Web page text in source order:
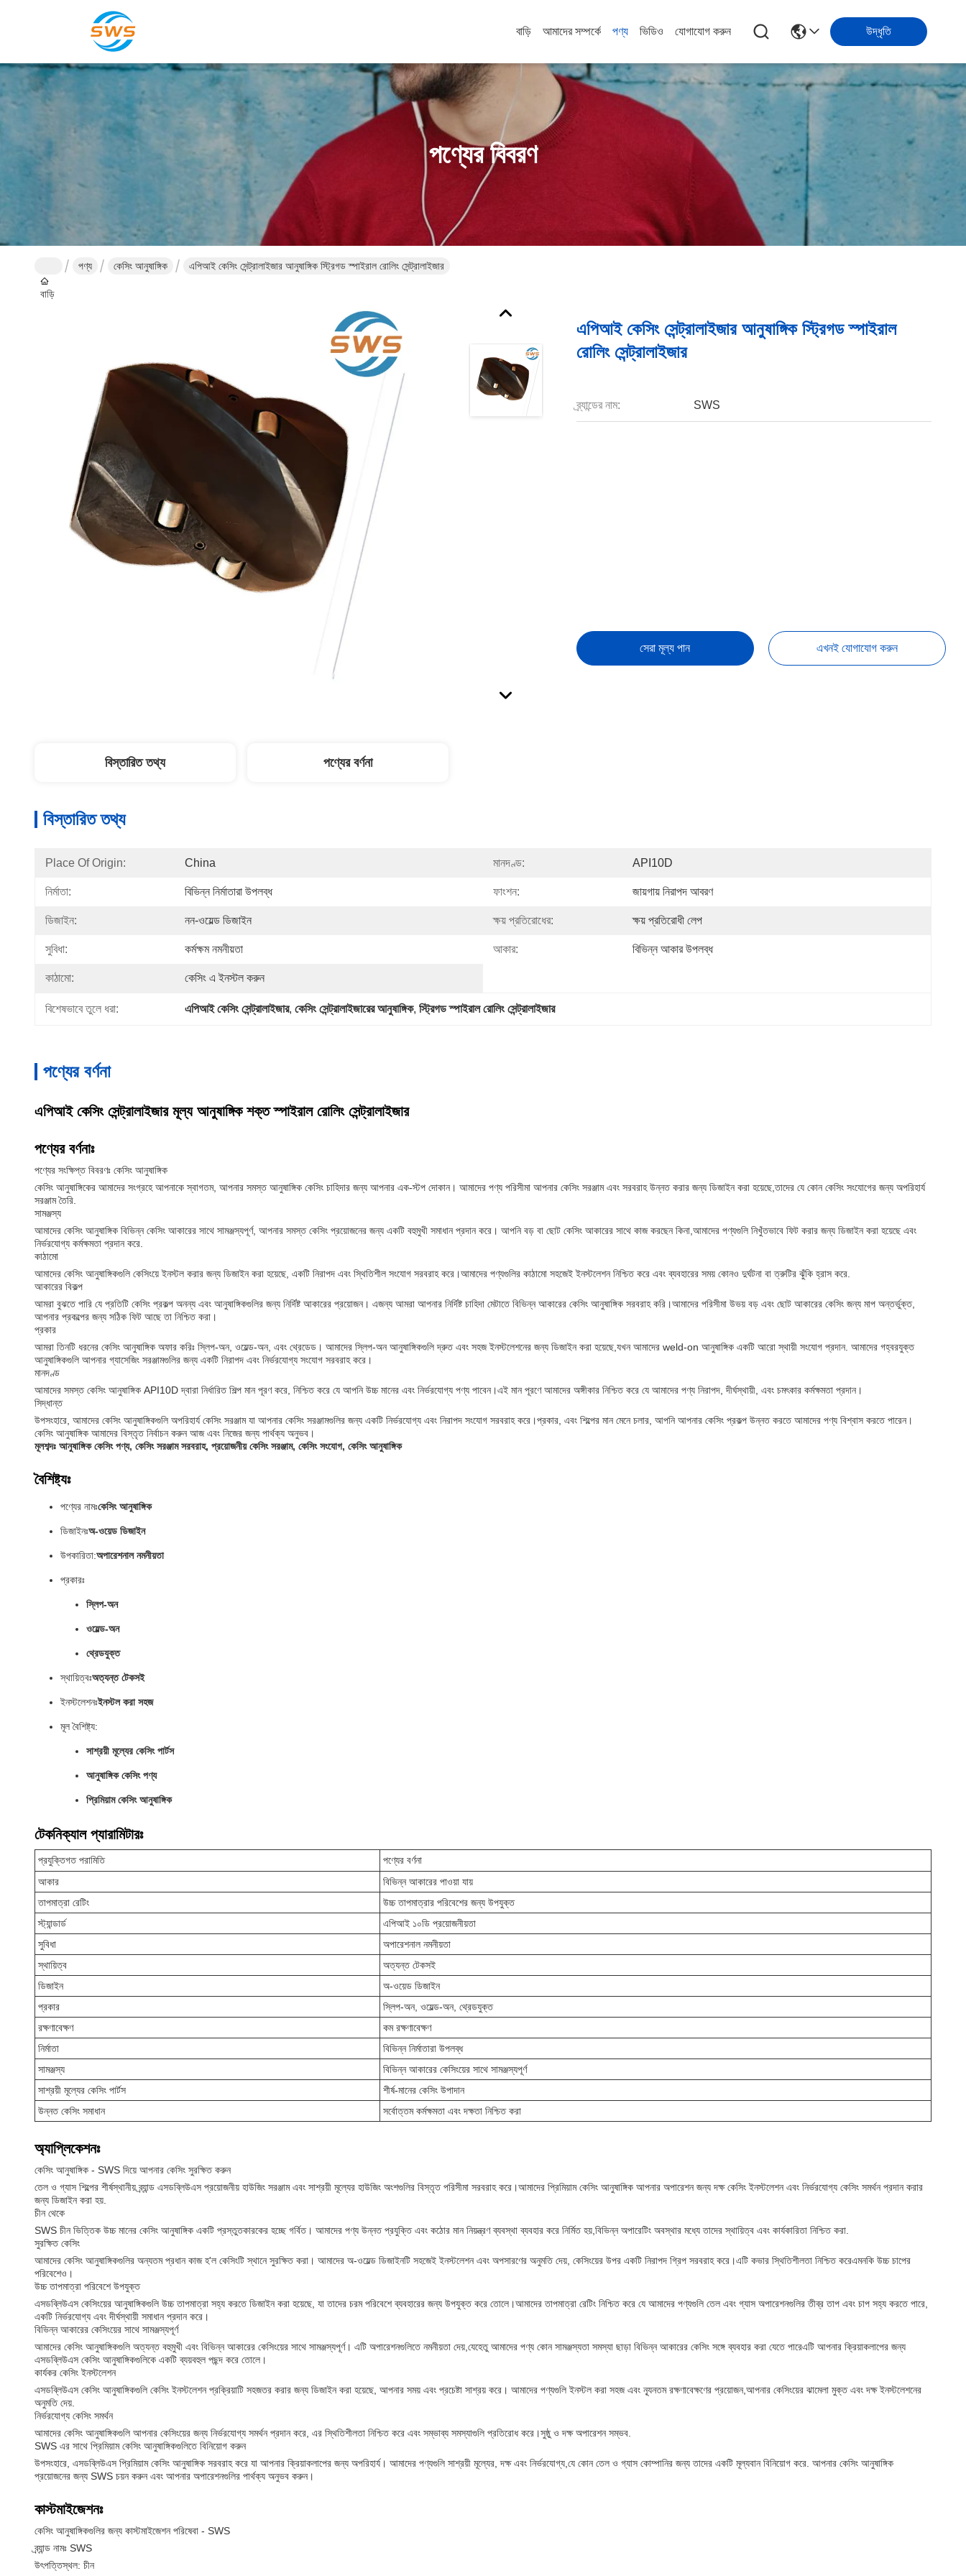
বাড়ি আমাদের সম্পর্কে পণ্য ভিডিও যোগাযোগ করুন উদ্ধৃতি
পণ্যের বিবরণ
বাড়ি
পণ্য কেসিং আনুষাঙ্গিক এপিআই কেসিং সেন্ট্রালাইজার আনুষাঙ্গিক স্ট্রিগড স্পাইরাল রোলিং সেন্ট্রালাইজার
এপিআই কেসিং সেন্ট্রালাইজার আনুষাঙ্গিক স্ট্রিগড স্পাইরাল
রোলিং সেন্ট্রালাইজার
ব্র্যান্ডের নাম: SWS
সেরা মূল্য পান এখনই যোগাযোগ করুন
বিস্তারিত তথ্য পণ্যের বর্ণনা
বিস্তারিত তথ্য
Place Of Origin: China মানদণ্ড: API10D
নির্মাতা: বিভিন্ন নির্মাতারা উপলব্ধ ফাংশন: জায়গায় নিরাপদ আবরণ
ডিজাইন: নন-ওয়েল্ড ডিজাইন ক্ষয় প্রতিরোধের: ক্ষয় প্রতিরোধী লেপ
সুবিধা: কর্মক্ষম নমনীয়তা আকার: বিভিন্ন আকার উপলব্ধ
কাঠামো: কেসিং এ ইনস্টল করুন
বিশেষভাবে তুলে ধরা: এপিআই কেসিং সেন্ট্রালাইজার, কেসিং সেন্ট্রালাইজারের আনুষাঙ্গিক, স্ট্রিগড স্পাইরাল রোলিং সেন্ট্রালাইজার
পণ্যের বর্ণনা
এপিআই কেসিং সেন্ট্রালাইজার মূল্য আনুষাঙ্গিক শক্ত স্পাইরাল রোলিং সেন্ট্রালাইজার
পণ্যের বর্ণনাঃ
পণ্যের সংক্ষিপ্ত বিবরণঃ কেসিং আনুষাঙ্গিক
কেসিং আনুষাঙ্গিকের আমাদের সংগ্রহে আপনাকে স্বাগতম, আপনার সমস্ত আনুষাঙ্গিক কেসিং চাহিদার জন্য আপনার এক-স্টপ দোকান। আমাদের পণ্য পরিসীমা আপনার কেসিং সরঞ্জাম এবং সরবরাহ উন্নত করার জন্য ডিজাইন করা হয়েছে,তাদের যে কোন কেসিং সংযোগের জন্য অপরিহার্য
সরঞ্জাম তৈরি.
সামঞ্জস্য
আমাদের কেসিং আনুষাঙ্গিক বিভিন্ন কেসিং আকারের সাথে সামঞ্জস্যপূর্ণ, আপনার সমস্ত কেসিং প্রয়োজনের জন্য একটি বহুমুখী সমাধান প্রদান করে। আপনি বড় বা ছোট কেসিং আকারের সাথে কাজ করছেন কিনা,আমাদের পণ্যগুলি নিখুঁতভাবে ফিট করার জন্য ডিজাইন করা হয়েছে এবং
নির্ভরযোগ্য কর্মক্ষমতা প্রদান করে.
কাঠামো
আমাদের কেসিং আনুষাঙ্গিকগুলি কেসিংয়ে ইনস্টল করার জন্য ডিজাইন করা হয়েছে, একটি নিরাপদ এবং স্থিতিশীল সংযোগ সরবরাহ করে।আমাদের পণ্যগুলির কাঠামো সহজেই ইনস্টলেশন নিশ্চিত করে এবং ব্যবহারের সময় কোনও দুর্ঘটনা বা ত্রুটির ঝুঁকি হ্রাস করে.
আকারের বিকল্প
আমরা বুঝতে পারি যে প্রতিটি কেসিং প্রকল্প অনন্য এবং আনুষাঙ্গিকগুলির জন্য নির্দিষ্ট আকারের প্রয়োজন। এজন্য আমরা আপনার নির্দিষ্ট চাহিদা মেটাতে বিভিন্ন আকারের কেসিং আনুষাঙ্গিক সরবরাহ করি।আমাদের পরিসীমা উভয় বড় এবং ছোট আকারের কেসিং জন্য মাপ অন্তর্ভুক্ত,
আপনার প্রকল্পের জন্য সঠিক ফিট আছে তা নিশ্চিত করা।
প্রকার
আমরা তিনটি ধরনের কেসিং আনুষাঙ্গিক অফার করিঃ স্লিপ-অন, ওয়েল্ড-অন, এবং থ্রেডেড। আমাদের স্লিপ-অন আনুষাঙ্গিকগুলি দ্রুত এবং সহজ ইনস্টলেশনের জন্য ডিজাইন করা হয়েছে,যখন আমাদের weld-on আনুষাঙ্গিক একটি আরো স্থায়ী সংযোগ প্রদান. আমাদের গহ্বরযুক্ত
আনুষাঙ্গিকগুলি আপনার গ্যাসেজিং সরঞ্জামগুলির জন্য একটি নিরাপদ এবং নির্ভরযোগ্য সংযোগ সরবরাহ করে।
মানদণ্ড
আমাদের সমস্ত কেসিং আনুষাঙ্গিক API10D দ্বারা নির্ধারিত শিল্প মান পূরণ করে, নিশ্চিত করে যে আপনি উচ্চ মানের এবং নির্ভরযোগ্য পণ্য পাবেন।এই মান পূরণে আমাদের অঙ্গীকার নিশ্চিত করে যে আমাদের পণ্য নিরাপদ, দীর্ঘস্থায়ী, এবং চমৎকার কর্মক্ষমতা প্রদান।
সিদ্ধান্ত
উপসংহারে, আমাদের কেসিং আনুষাঙ্গিকগুলি অপরিহার্য কেসিং সরঞ্জাম যা আপনার কেসিং সরঞ্জামগুলির জন্য একটি নির্ভরযোগ্য এবং নিরাপদ সংযোগ সরবরাহ করে।প্রকার, এবং শিল্পের মান মেনে চলার, আপনি আপনার কেসিং প্রকল্প উন্নত করতে আমাদের পণ্য বিশ্বাস করতে পারেন।
কেসিং আনুষাঙ্গিক আমাদের বিস্তৃত নির্বাচন করুন আজ এবং নিজের জন্য পার্থক্য অনুভব।
মূলশব্দঃ আনুষাঙ্গিক কেসিং পণ্য, কেসিং সরঞ্জাম সরবরাহ, প্রয়োজনীয় কেসিং সরঞ্জাম, কেসিং সংযোগ, কেসিং আনুষাঙ্গিক
বৈশিষ্ট্যঃ
পণ্যের নামঃকেসিং আনুষাঙ্গিক
ডিজাইনঃঅ-ওয়েড ডিজাইন
উপকারিতা:অপারেশনাল নমনীয়তা
প্রকারঃ
স্লিপ-অন
ওয়েল্ড-অন
থ্রেডযুক্ত
স্থায়িত্বঃঅত্যন্ত টেকসই
ইনস্টলেশনঃইনস্টল করা সহজ
মূল বৈশিষ্ট্য:
সাশ্রয়ী মূল্যের কেসিং পার্টস
আনুষাঙ্গিক কেসিং পণ্য
প্রিমিয়াম কেসিং আনুষাঙ্গিক
টেকনিক্যাল প্যারামিটারঃ
প্রযুক্তিগত পরামিতি
পণ্যের বর্ণনা
আকার
বিভিন্ন আকারের পাওয়া যায়
তাপমাত্রা রেটিং
উচ্চ তাপমাত্রার পরিবেশের জন্য উপযুক্ত
স্ট্যান্ডার্ড
এপিআই ১০ডি প্রয়োজনীয়তা
সুবিধা
অপারেশনাল নমনীয়তা
স্থায়িত্ব
অত্যন্ত টেকসই
ডিজাইন
অ-ওয়েড ডিজাইন
প্রকার
স্লিপ-অন, ওয়েল্ড-অন, থ্রেডযুক্ত
রক্ষণাবেক্ষণ
কম রক্ষণাবেক্ষণ
নির্মাতা
বিভিন্ন নির্মাতারা উপলব্ধ
সামঞ্জস্য
বিভিন্ন আকারের কেসিংয়ের সাথে সামঞ্জস্যপূর্ণ
সাশ্রয়ী মূল্যের কেসিং পার্টস
শীর্ষ-মানের কেসিং উপাদান
উন্নত কেসিং সমাধান
সর্বোত্তম কর্মক্ষমতা এবং দক্ষতা নিশ্চিত করা
অ্যাপ্লিকেশনঃ
কেসিং আনুষাঙ্গিক - SWS দিয়ে আপনার কেসিং সুরক্ষিত করুন
তেল ও গ্যাস শিল্পের শীর্ষস্থানীয় ব্র্যান্ড এসডব্লিউএস প্রয়োজনীয় হাউজিং সরঞ্জাম এবং সাশ্রয়ী মূল্যের হাউজিং অংশগুলির বিস্তৃত পরিসীমা সরবরাহ করে।আমাদের প্রিমিয়াম কেসিং আনুষাঙ্গিক আপনার অপারেশন জন্য দক্ষ কেসিং ইনস্টলেশন এবং নির্ভরযোগ্য কেসিং সমর্থন প্রদান করার
জন্য ডিজাইন করা হয়.
চীন থেকে
SWS চীন ভিত্তিক উচ্চ মানের কেসিং আনুষাঙ্গিক একটি প্রস্তুতকারকের হচ্ছে গর্বিত। আমাদের পণ্য উন্নত প্রযুক্তি এবং কঠোর মান নিয়ন্ত্রণ ব্যবস্থা ব্যবহার করে নির্মিত হয়,বিভিন্ন অপারেটিং অবস্থার মধ্যে তাদের স্থায়িত্ব এবং কার্যকারিতা নিশ্চিত করা.
সুরক্ষিত কেসিং
আমাদের কেসিং আনুষাঙ্গিকগুলির অন্যতম প্রধান কাজ হ'ল কেসিংটি স্থানে সুরক্ষিত করা। আমাদের অ-ওয়েল্ড ডিজাইনটি সহজেই ইনস্টলেশন এবং অপসারণের অনুমতি দেয়, কেসিংয়ের উপর একটি নিরাপদ গ্রিপ সরবরাহ করে।এটি কভার স্থিতিশীলতা নিশ্চিত করেএমনকি উচ্চ চাপের
পরিবেশেও।
উচ্চ তাপমাত্রা পরিবেশে উপযুক্ত
এসডব্লিউএস কেসিংয়ের আনুষাঙ্গিকগুলি উচ্চ তাপমাত্রা সহ্য করতে ডিজাইন করা হয়েছে, যা তাদের চরম পরিবেশে ব্যবহারের জন্য উপযুক্ত করে তোলে।আমাদের তাপমাত্রা রেটিং নিশ্চিত করে যে আমাদের পণ্যগুলি তেল এবং গ্যাস অপারেশনগুলির তীব্র তাপ এবং চাপ সহ্য করতে পারে,
একটি নির্ভরযোগ্য এবং দীর্ঘস্থায়ী সমাধান প্রদান করে।
বিভিন্ন আকারের কেসিংয়ের সাথে সামঞ্জস্যপূর্ণ
আমাদের কেসিং আনুষাঙ্গিকগুলি অত্যন্ত বহুমুখী এবং বিভিন্ন আকারের কেসিংয়ের সাথে সামঞ্জস্যপূর্ণ। এটি অপারেশনগুলিতে নমনীয়তা দেয়,যেহেতু আমাদের পণ্য কোন সামঞ্জস্যতা সমস্যা ছাড়া বিভিন্ন আকারের কেসিং সঙ্গে ব্যবহার করা যেতে পারেএটি আপনার ক্রিয়াকলাপের জন্য
এসডব্লিউএস কেসিং আনুষাঙ্গিকগুলিকে একটি ব্যয়বহুল পছন্দ করে তোলে।
কার্যকর কেসিং ইনস্টলেশন
এসডব্লিউএস কেসিং আনুষাঙ্গিকগুলি কেসিং ইনস্টলেশন প্রক্রিয়াটি সহজতর করার জন্য ডিজাইন করা হয়েছে, আপনার সময় এবং প্রচেষ্টা সাশ্রয় করে। আমাদের পণ্যগুলি ইনস্টল করা সহজ এবং ন্যূনতম রক্ষণাবেক্ষণের প্রয়োজন,আপনার কেসিংয়ের ঝামেলা মুক্ত এবং দক্ষ ইনস্টলেশনের
অনুমতি দেয়.
নির্ভরযোগ্য কেসিং সমর্থন
আমাদের কেসিং আনুষাঙ্গিকগুলি আপনার কেসিংয়ের জন্য নির্ভরযোগ্য সমর্থন প্রদান করে, এর স্থিতিশীলতা নিশ্চিত করে এবং সম্ভাব্য সমস্যাগুলি প্রতিরোধ করে।সুষ্ঠু ও দক্ষ অপারেশন সম্ভব.
SWS এর সাথে প্রিমিয়াম কেসিং আনুষাঙ্গিকগুলিতে বিনিয়োগ করুন
উপসংহারে, এসডব্লিউএস প্রিমিয়াম কেসিং আনুষাঙ্গিক সরবরাহ করে যা আপনার ক্রিয়াকলাপের জন্য অপরিহার্য। আমাদের পণ্যগুলি সাশ্রয়ী মূল্যের, দক্ষ এবং নির্ভরযোগ্য,যে কোন তেল ও গ্যাস কোম্পানির জন্য তাদের একটি মূল্যবান বিনিয়োগ করে. আপনার কেসিং আনুষাঙ্গিক
প্রয়োজনের জন্য SWS চয়ন করুন এবং আপনার অপারেশনগুলির পার্থক্য অনুভব করুন।
কাস্টমাইজেশনঃ
কেসিং আনুষাঙ্গিকগুলির জন্য কাস্টমাইজেশন পরিষেবা - SWS
ব্র্যান্ড নামঃ SWS
উৎপত্তিস্থল: চীন